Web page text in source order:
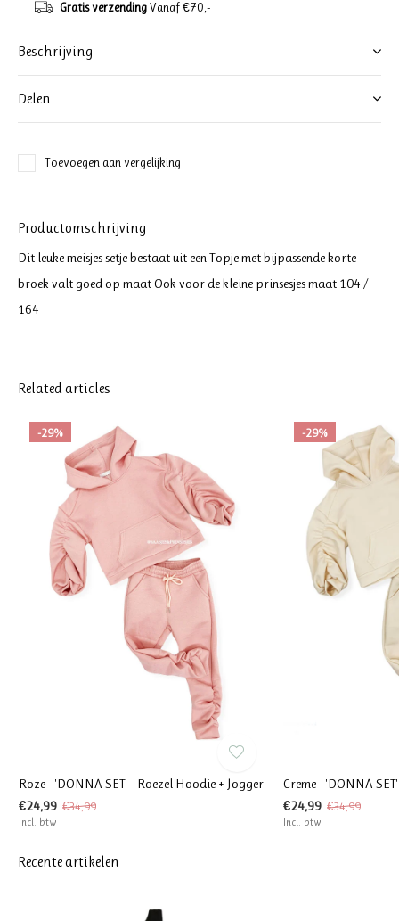
Gratis verzendingVanaf €70,-
Beschrijving
Delen
Toevoegen aan vergelijking
Productomschrijving
Dit leuke meisjes setje bestaat uit een Topje met bijpassende korte
broek valt goed op maat Ook voor de kleine prinsesjes maat 104 /
164
Related articles
-29%
Roze - 'DONNA SET' - Roezel Hoodie + Jogger
€24,99 €34,99
Incl. btw
-29%
Creme - 'DONNA
€24,99 €34,99
Incl. btw
Recente artikelen